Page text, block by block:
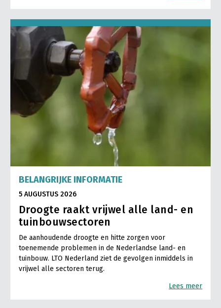
BELANGRIJKE INFORMATIE
5 AUGUSTUS 2026
Droogte raakt vrijwel alle land- en
tuinbouwsectoren
De aanhoudende droogte en hitte zorgen voor
toenemende problemen in de Nederlandse land- en
tuinbouw. LTO Nederland ziet de gevolgen inmiddels in
vrijwel alle sectoren terug.
Lees meer